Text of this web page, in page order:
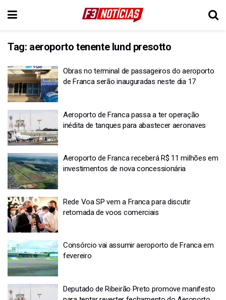
Tag: aeroporto tenente lund presotto
Obras no terminal de passageiros do aeroporto
de Franca serão inauguradas neste dia 17
Aeroporto de Franca passa a ter operação
inédita de tanques para abastecer aeronaves
Aeroporto de Franca receberá R$ 11 milhões em
investimentos de nova concessionária
Rede Voa SP vem a Franca para discutir
retomada de voos comerciais
Consórcio vai assumir aeroporto de Franca em
fevereiro
Deputado de Ribeirão Preto promove manifesto